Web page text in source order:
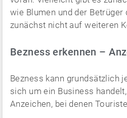
wie Blumen und der
zunächst nicht auf weiteren
Bezness erkennen –
Bezness kann grundsätzlich
sich um ein Business
Anzeichen, bei denen